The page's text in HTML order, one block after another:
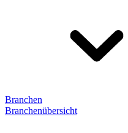
Branchen
Branchenübersicht